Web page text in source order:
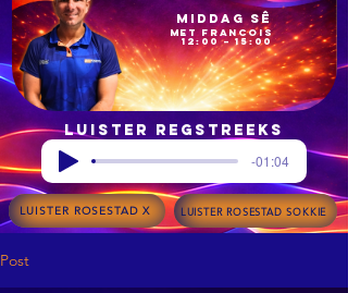
12:00 – 15:00
met Francois
Middag Sê
Luister regstreeks
-01:04
LUISTER ROSESTAD X LUISTER ROSESTAD SOKKIE
Post